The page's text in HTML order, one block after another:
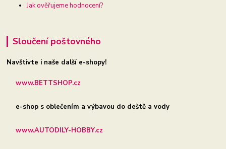
Jak ověřujeme hodnocení?
Sloučení poštovného
Navštivte i naše další e-shopy!
www.BETTSHOP.cz
e-shop s oblečením a výbavou do deště a vody
www.AUTODILY-HOBBY.cz